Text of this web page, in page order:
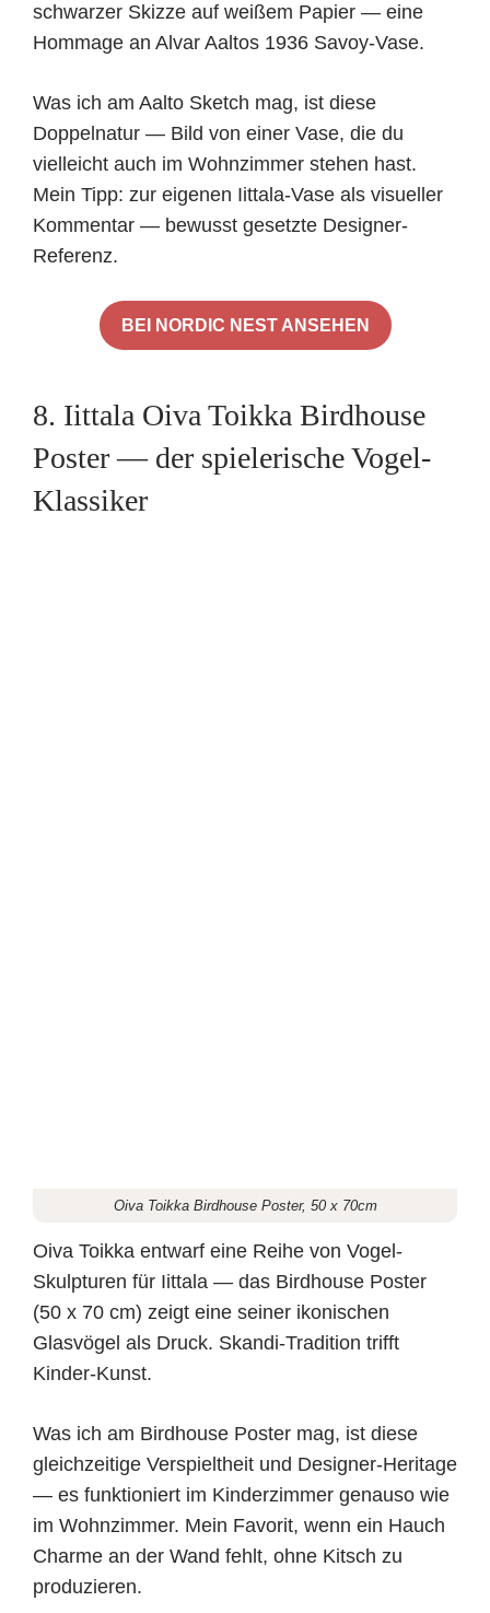
schwarzer Skizze auf weißem Papier — eine
Hommage an Alvar Aaltos 1936 Savoy-Vase.
Was ich am Aalto Sketch mag, ist diese
Doppelnatur — Bild von einer Vase, die du
vielleicht auch im Wohnzimmer stehen hast.
Mein Tipp: zur eigenen Iittala-Vase als visueller
Kommentar — bewusst gesetzte Designer-
Referenz.
BEI NORDIC NEST ANSEHEN
8. Iittala Oiva Toikka Birdhouse
Poster — der spielerische Vogel-
Klassiker
Oiva Toikka Birdhouse Poster, 50 x 70cm
Oiva Toikka entwarf eine Reihe von Vogel-
Skulpturen für Iittala — das Birdhouse Poster
(50 x 70 cm) zeigt eine seiner ikonischen
Glasvögel als Druck. Skandi-Tradition trifft
Kinder-Kunst.
Was ich am Birdhouse Poster mag, ist diese
gleichzeitige Verspieltheit und Designer-Heritage
— es funktioniert im Kinderzimmer genauso wie
im Wohnzimmer. Mein Favorit, wenn ein Hauch
Charme an der Wand fehlt, ohne Kitsch zu
produzieren.